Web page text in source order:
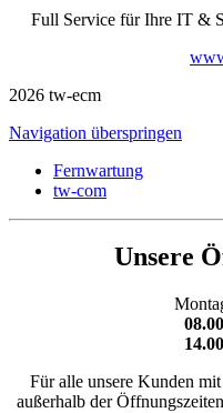
Full Service für Ihre IT &
2026 tw-ecm
Navigation überspringen
Fernwartung
tw-com
Unsere
Für alle unsere Kunden
außerhalb der